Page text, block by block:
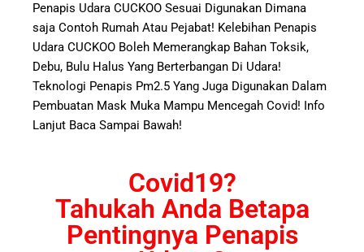
Penapis Udara CUCKOO Sesuai Digunakan Dimana
saja Contoh Rumah Atau Pejabat! Kelebihan Penapis
Udara CUCKOO Boleh Memerangkap Bahan Toksik,
Debu, Bulu Halus Yang Berterbangan Di Udara!
Teknologi Penapis Pm2.5 Yang Juga Digunakan Dalam
Pembuatan Mask Muka Mampu Mencegah Covid! Info
Lanjut Baca Sampai Bawah!
Covid19?
Tahukah Anda Betapa
Pentingnya Penapis